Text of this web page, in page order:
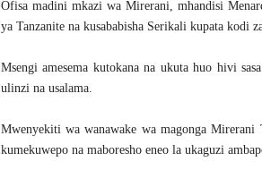
Ofisa madini mkazi wa Mirerani, mhandisi
ya Tanzanite na kusababisha Serikali kupata kodi
Msengi amesema kutokana na ukuta huo hivi
ulinzi na usalama.
Mwenyekiti wa wanawake wa magonga
kumekuwepo na maboresho eneo la ukaguzi